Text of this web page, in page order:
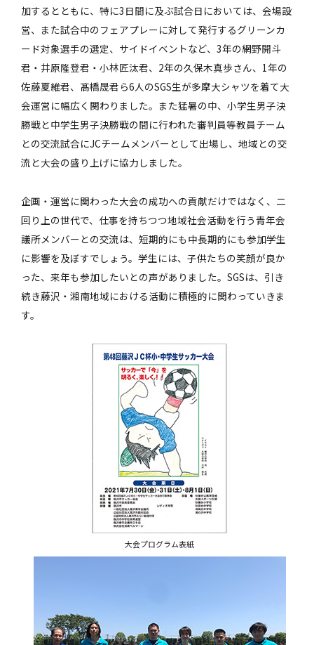
加するとともに、特に3日間に及ぶ試合日においては、会場設
営、また試合中のフェアプレーに対して発行するグリーンカ
ード対象選手の選定、サイドイベントなど、3年の網野開斗
君・井原隆登君・小林匠汰君、2年の久保木真歩さん、1年の
佐藤夏維君、髙橋晟君ら6人のSGS生が多摩大シャツを着て大
会運営に幅広く関わりました。また猛暑の中、小学生男子決
勝戦と中学生男子決勝戦の間に行われた審判員等教員チーム
との交流試合にJCチームメンバーとして出場し、地域との交
流と大会の盛り上げに協力しました。
企画・運営に関わった大会の成功への貢献だけではなく、二
回り上の世代で、仕事を持ちつつ地域社会活動を行う青年会
議所メンバーとの交流は、短期的にも中長期的にも参加学生
に影響を及ぼすでしょう。学生には、子供たちの笑顔が良か
った、来年も参加したいとの声がありました。SGSは、引き
続き藤沢・湘南地域における活動に積極的に関わっていきま
す。
大会プログラム表紙